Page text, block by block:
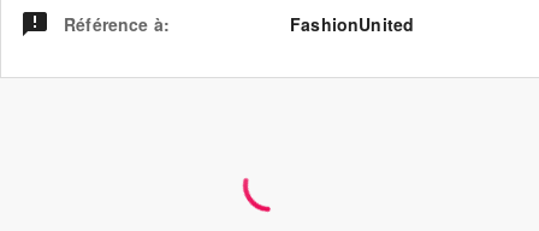
Référence à: FashionUnited